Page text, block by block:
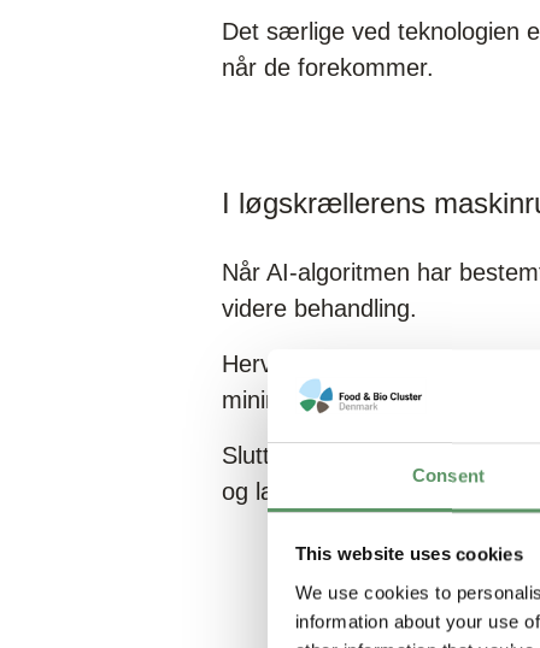
Consent
This website uses cookies
We use cookies to
information about your use
Det særlige ved teknologien
når de forekommer.
I løgskrællerens
Når AI-algoritmen har
videre behandling.
Herved optimeres den
minimalt fødevarespild.
Slutteligt fjernes skrællen fra
og lavere vandforbrug